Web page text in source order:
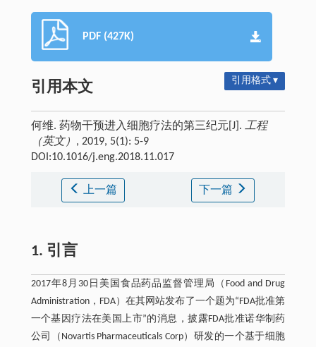
PDF (427K)
引用本文 引用格式 ▾
何维. 药物干预进入细胞疗法的第三纪元[J]. 工程
（英文） , 2019, 5(1): 5-9
DOI:10.1016/j.eng.2018.11.017
上一篇 下一篇
1. 引言
2017年8月30日美国食品药品监督管理局（Food and Drug
Administration，FDA）在其网站发布了一个题为“FDA批准第
一个基因疗法在美国上市”的消息，披露FDA批准诺华制药
公司（Novartis Pharmaceuticals Corp）研发的一个基于细胞